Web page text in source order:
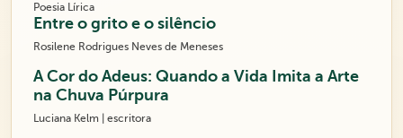
Poesia Lírica
Entre o grito e o silêncio
Rosilene Rodrigues Neves de Meneses
A Cor do Adeus: Quando a Vida Imita a Arte
na Chuva Púrpura
Luciana Kelm | escritora